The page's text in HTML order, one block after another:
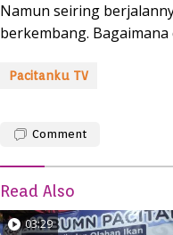
Namun seiring
berkembang. Bagaimana
Pacitanku TV
Comment
Read Also
03:29